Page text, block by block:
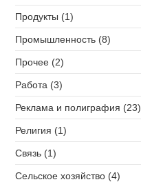
Продукты (1)
Промышленность (8)
Прочее (2)
Работа (3)
Реклама и полиграфия (23)
Религия (1)
Связь (1)
Сельское хозяйство (4)